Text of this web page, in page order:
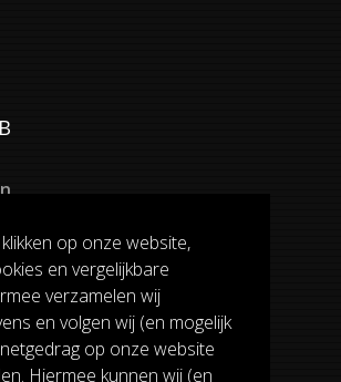
op onze website,
en vergelijkbare
verzamelen wij
en volgen wij (en mogelijk
op onze website
Hiermee kunnen wij (en